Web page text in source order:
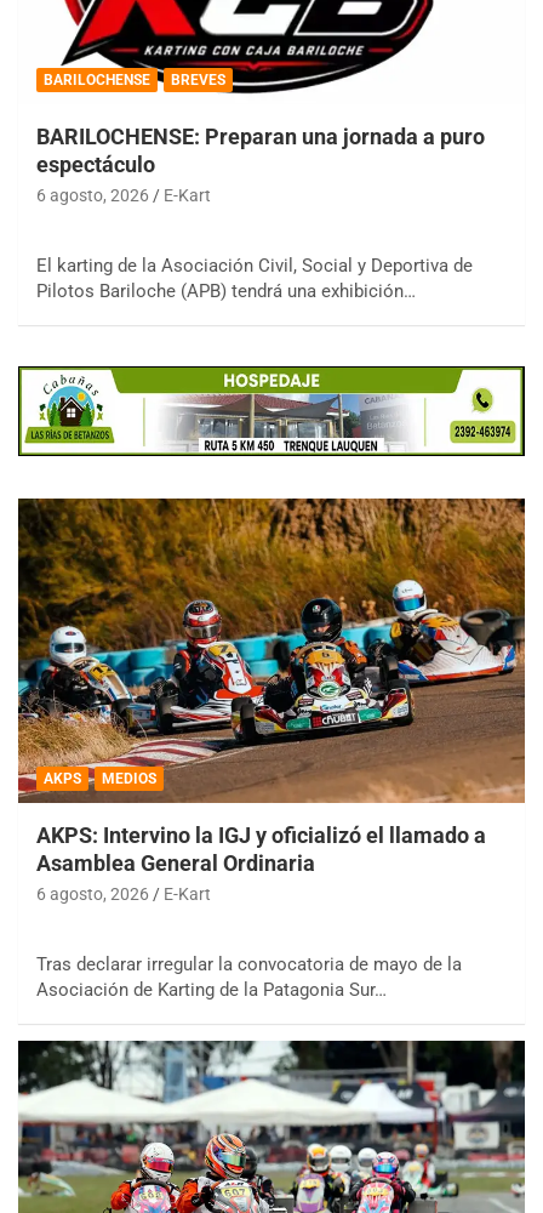
BARILOCHENSE BREVES
BARILOCHENSE: Preparan una jornada a puro
espectáculo
6 agosto, 2026 E-Kart
El karting de la Asociación Civil, Social y Deportiva de
Pilotos Bariloche (APB) tendrá una exhibición…
AKPS MEDIOS
AKPS: Intervino la IGJ y oficializó el llamado a
Asamblea General Ordinaria
6 agosto, 2026 E-Kart
Tras declarar irregular la convocatoria de mayo de la
Asociación de Karting de la Patagonia Sur…